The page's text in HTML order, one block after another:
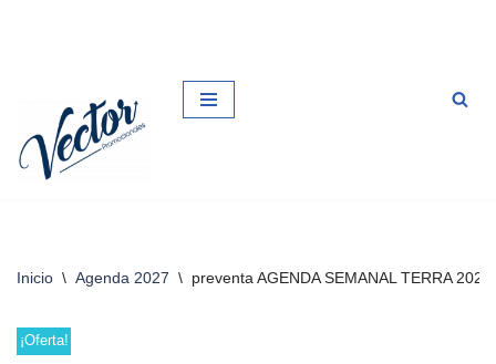
contenido
Inicio \ Agenda 2027 \ preventa AGENDA SEMANAL TERRA 2027
¡Oferta!